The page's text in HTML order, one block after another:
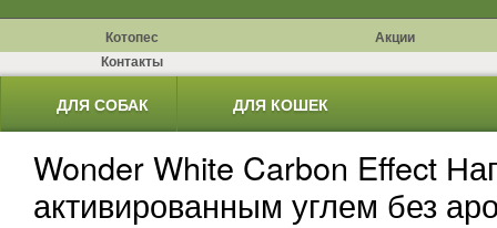
Котопес
Акции
Контакты
ДЛЯ СОБАК ДЛЯ КОШЕК
Wonder White Carbon Effect
активированным углем без